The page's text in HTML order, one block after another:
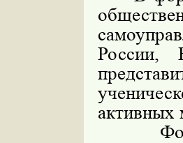
России,
активных
Форум